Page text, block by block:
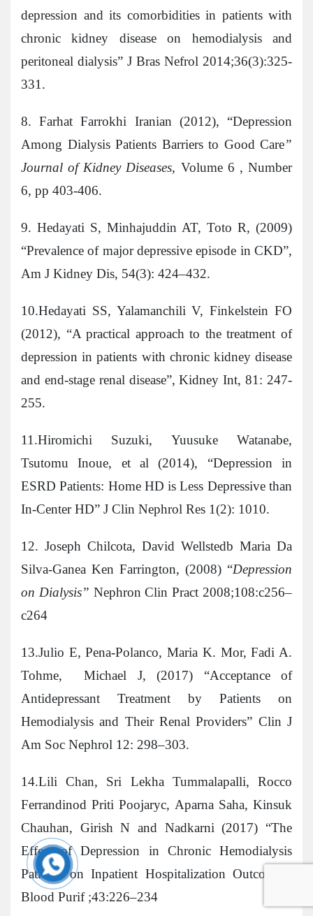
depression and its comorbidities in patients with
chronic kidney disease on hemodialysis and
peritoneal dialysis” J Bras Nefrol 2014;36(3):325-
331.
8. Farhat Farrokhi Iranian (2012), “Depression
Among Dialysis Patients Barriers to Good Care”
Journal of Kidney Diseases, Volume 6 , Number
6, pp 403-406.
9. Hedayati S, Minhajuddin AT, Toto R, (2009)
“Prevalence of major depressive episode in CKD”,
Am J Kidney Dis, 54(3): 424–432.
10.Hedayati SS, Yalamanchili V, Finkelstein FO
(2012), “A practical approach to the treatment of
depression in patients with chronic kidney disease
and end-stage renal disease”, Kidney Int, 81: 247-
255.
11.Hiromichi Suzuki, Yuusuke Watanabe,
Tsutomu Inoue, et al (2014), “Depression in
ESRD Patients: Home HD is Less Depressive than
In-Center HD” J Clin Nephrol Res 1(2): 1010.
12. Joseph Chilcota, David Wellstedb Maria Da
Silva-Ganea Ken Farrington, (2008) “Depression
on Dialysis” Nephron Clin Pract 2008;108:c256–
c264
13.Julio E, Pena-Polanco, Maria K. Mor, Fadi A.
Tohme, Michael J, (2017) “Acceptance of
Antidepressant Treatment by Patients on
Hemodialysis and Their Renal Providers” Clin J
Am Soc Nephrol 12: 298–303.
14.Lili Chan, Sri Lekha Tummalapalli, Rocco
Ferrandinod Priti Poojaryc, Aparna Saha, Kinsuk
Chauhan, Girish N and Nadkarni (2017) “The
Effect of Depression in Chronic Hemodialysis
Patients on Inpatient Hospitalization Outcomes”
Blood Purif ;43:226–234